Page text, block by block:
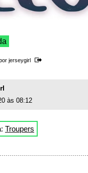
jerseygirl
às 08:12
Troupers